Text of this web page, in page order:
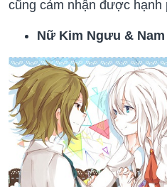
cũng cảm nhận được hạnh
Nữ Kim Ngưu &